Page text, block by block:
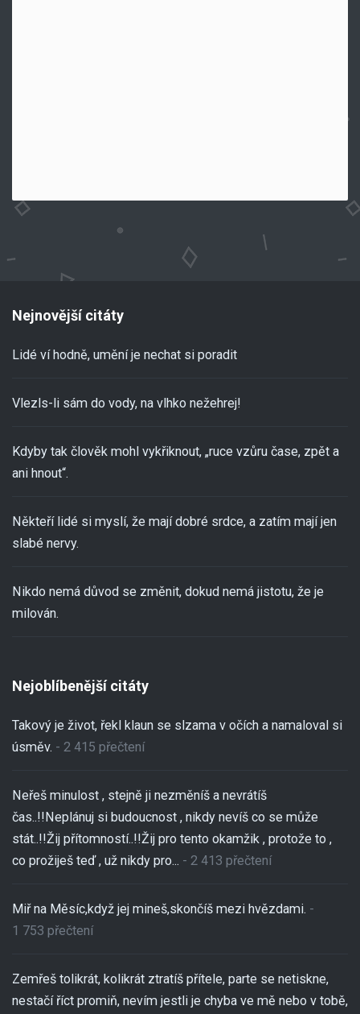
Nejnovější citáty
Lidé ví hodně, umění je nechat si poradit
Vlezls-li sám do vody, na vlhko nežehrej!
Kdyby tak člověk mohl vykřiknout, „ruce vzůru čase, zpět a
ani hnout“.
Někteří lidé si myslí, že mají dobré srdce, a zatím mají jen
slabé nervy.
Nikdo nemá důvod se změnit, dokud nemá jistotu, že je
milován.
Nejoblíbenější citáty
Takový je život, řekl klaun se slzama v očích a namaloval si
úsměv. - 2 415 přečtení
Neřeš minulost , stejně ji nezměníš a nevrátíš
čas..!!Neplánuj si budoucnost , nikdy nevíš co se může
stát..!!Žij přítomností..!!Žij pro tento okamžik , protože to ,
co prožiješ teď , už nikdy pro... - 2 413 přečtení
Miř na Měsíc,když jej mineš,skončíš mezi hvězdami. -
1 753 přečtení
Zemřeš tolikrát, kolikrát ztratíš přítele, parte se netiskne,
nestačí říct promiň, nevím jestli je chyba ve mě nebo v tobě,